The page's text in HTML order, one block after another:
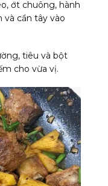
ớt chuông, hành
và cần tây vào
tiêu và bột
cho vừa vị.